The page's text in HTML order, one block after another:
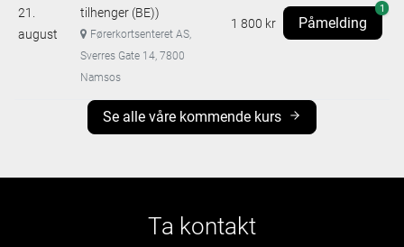
21.
august
tilhenger (BE))
Førerkortsenteret AS,
Sverres Gate 14, 7800
Namsos
1 800 kr Påmelding
1
Se alle våre kommende kurs
Ta kontakt